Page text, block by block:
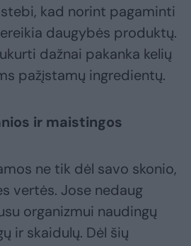
kad norint pagaminti
daugybės produktų.
dažnai pakanka kelių
pažįstamų ingredientų.
ir maistingos
ne tik dėl savo skonio,
vertės. Jose nedaug
organizmui naudingų
ir skaidulų. Dėl šių